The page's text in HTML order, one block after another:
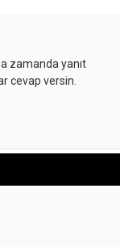
zamanda yanıt
cevap versin.